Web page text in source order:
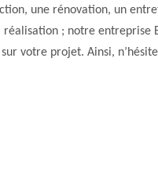
une rénovation, un
réalisation ; notre
votre projet. Ainsi,